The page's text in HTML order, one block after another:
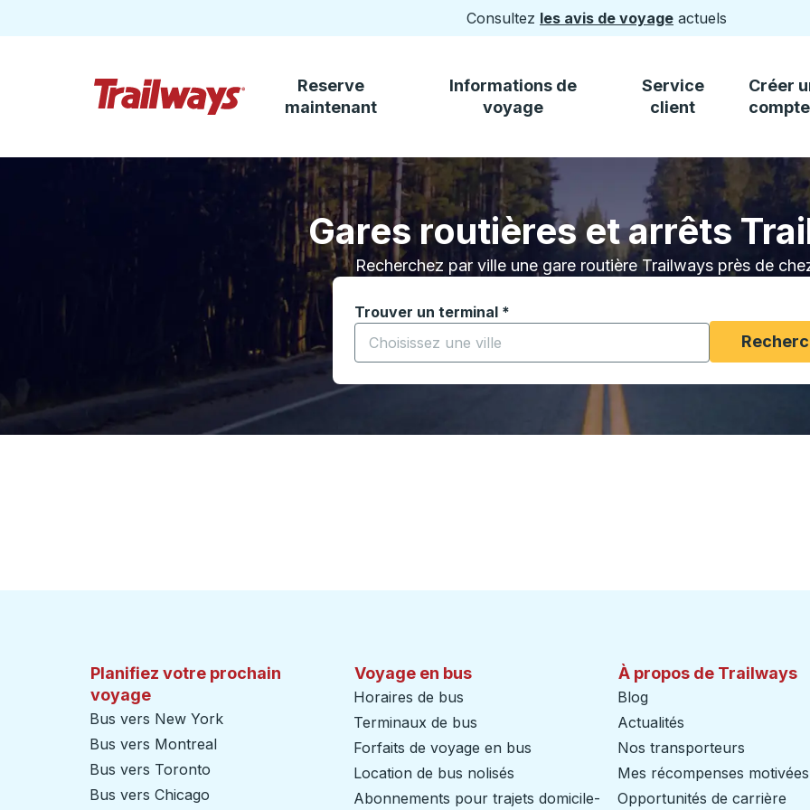
Consultez les avis de voyage actuels
Passez au contenu principal
Reserve
maintenant
Informations de
voyage
Service
client
Créer
compte
Gares routières et arrêts
Recherchez par ville une gare routière Trailways près de
Trouver un terminal *
Commencez à saisir une ville pour ouvrir les options de
Planifiez votre prochain
voyage
Bus vers New York
Bus vers Montreal
Bus vers Toronto
Bus vers Chicago
Voyage en bus
Horaires de bus
Terminaux de bus
Forfaits de voyage en bus
Location de bus nolisés
Abonnements pour trajets domicile-
À propos de Trailways
Blog
Actualités
Nos transporteurs
Mes récompenses motivées
Opportunités de carrière